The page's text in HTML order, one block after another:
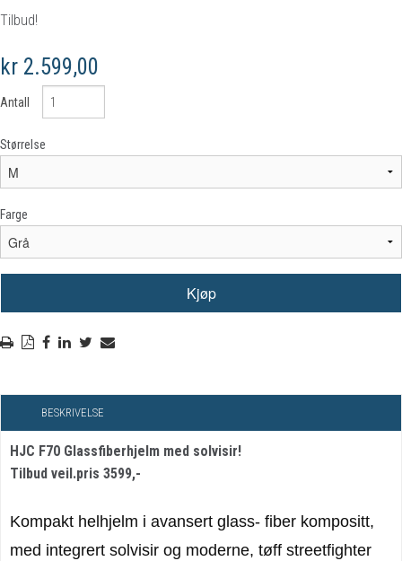
Tilbud!
kr 2.599,00
Antall
Størrelse
Farge
BESKRIVELSE
HJC F70 Glassfiberhjelm med solvisir!
Tilbud veil.pris 3599,-
Kompakt helhjelm i avansert glass- fiber kompositt,
med integrert solvisir og moderne, tøff streetfighter